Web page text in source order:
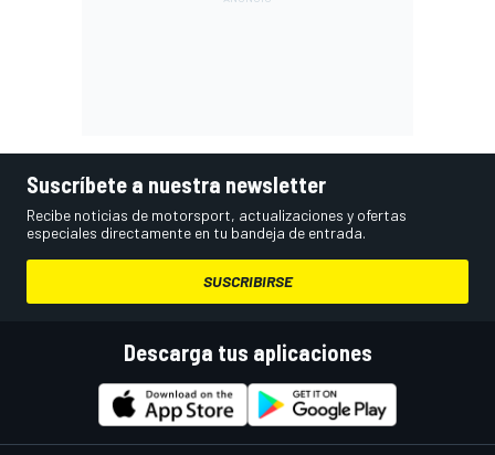
Suscríbete a nuestra newsletter
Recibe noticias de motorsport, actualizaciones y ofertas
especiales directamente en tu bandeja de entrada.
SUSCRIBIRSE
Descarga tus aplicaciones